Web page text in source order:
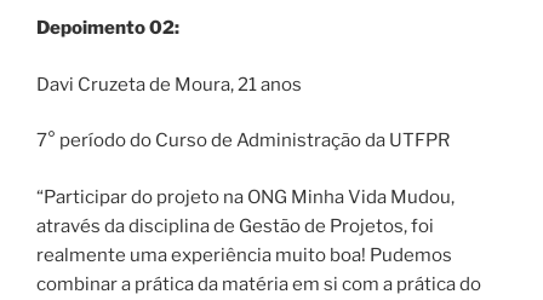
Depoimento 02:
Davi Cruzeta de Moura, 21 anos
7° período do Curso de Administração da UTFPR
“Participar do projeto na ONG Minha Vida Mudou,
através da disciplina de Gestão de Projetos, foi
realmente uma experiência muito boa! Pudemos
combinar a prática da matéria em si com a prática do